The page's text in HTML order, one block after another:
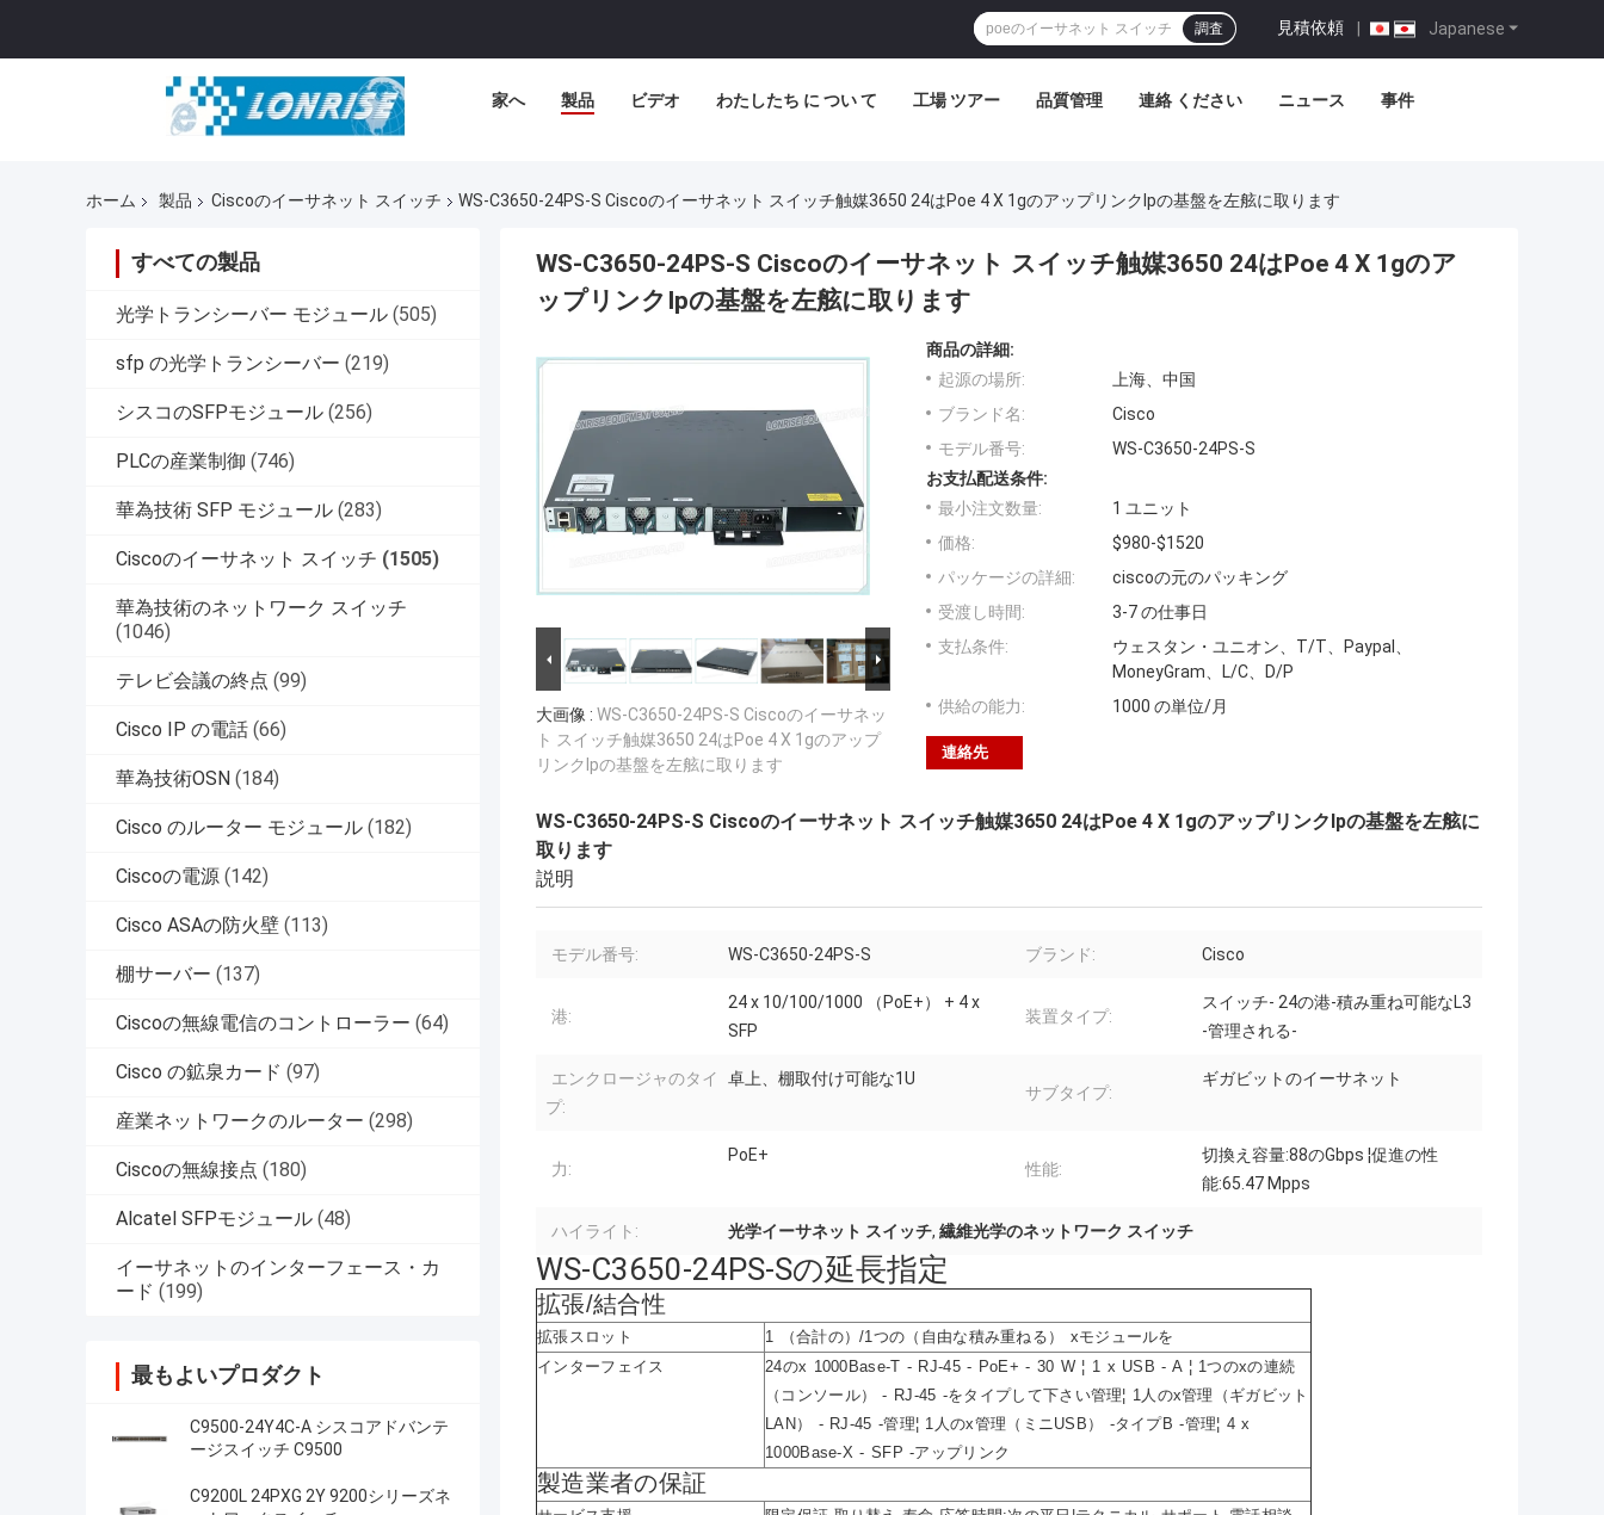
Japanese
見積依頼 |
調査
家へ 製品 ビデオ わたしたち に つい て 工場 ツアー 品質管理 連絡 ください ニュース 事件
ホーム 製品 Ciscoのイーサネット スイッチ WS-C3650-24PS-S Ciscoのイーサネット スイッチ触媒3650 24はPoe 4 X 1gのアップリンクIpの基盤を左舷に取ります
すべての製品
光学トランシーバー モジュール (505)
sfp の光学トランシーバー (219)
シスコのSFPモジュール (256)
PLCの産業制御 (746)
華為技術 SFP モジュール (283)
Ciscoのイーサネット スイッチ (1505)
華為技術のネットワーク スイッチ
(1046)
テレビ会議の終点 (99)
Cisco IP の電話 (66)
華為技術OSN (184)
Cisco のルーター モジュール (182)
Ciscoの電源 (142)
Cisco ASAの防火壁 (113)
棚サーバー (137)
Ciscoの無線電信のコントローラー (64)
Cisco の鉱泉カード (97)
産業ネットワークのルーター (298)
Ciscoの無線接点 (180)
Alcatel SFPモジュール (48)
イーサネットのインターフェース・カ
ード (199)
最もよいプロダクト
C9500-24Y4C-A シスコアドバンテ
ージスイッチ C9500
C9200L 24PXG 2Y 9200シリーズネ
WS-C3650-24PS-S Ciscoのイーサネット スイッチ触媒3650 24はPoe 4 X 1gのア
ップリンクIpの基盤を左舷に取ります
大画像 : WS-C3650-24PS-S Ciscoのイーサネッ
ト スイッチ触媒3650 24はPoe 4 X 1gのアップ
リンクIpの基盤を左舷に取ります
商品の詳細:
起源の場所:
上海、中国
ブランド名:
Cisco
モデル番号:
WS-C3650-24PS-S
お支払配送条件:
最小注文数量:
1 ユニット
価格:
$980-$1520
パッケージの詳細:
ciscoの元のパッキング
受渡し時間:
3-7 の仕事日
支払条件:
ウェスタン・ユニオン、T/T、Paypal、
MoneyGram、L/C、D/P
供給の能力:
1000 の単位/月
連絡先
WS-C3650-24PS-S Ciscoのイーサネット スイッチ触媒3650 24はPoe 4 X 1gのアップリンクIpの基盤を左舷に
取ります
説明
モデル番号: WS-C3650-24PS-S ブランド: Cisco
港:
24 x 10/100/1000 （PoE+） + 4 x
SFP
装置タイプ:
スイッチ- 24の港-積み重ね可能なL3
-管理される-
エンクロージャのタイ
プ:
卓上、棚取付け可能な1U
サブタイプ:
ギガビットのイーサネット
力:
PoE+
性能:
切換え容量:88のGbps ¦促進の性
能:65.47 Mpps
ハイライト: 光学イーサネット スイッチ, 繊維光学のネットワーク スイッチ
WS-C3650-24PS-Sの延長指定
拡張/結合性
拡張スロット
1 （合計の）/1つの（自由な積み重ねる） xモジュールを
インターフェイス
24のx 1000Base-T - RJ-45 - PoE+ - 30 W ¦ 1 x USB - A ¦ 1つのxの連続
（コンソール） - RJ-45 -をタイプして下さい管理¦ 1人のx管理（ギガビット
LAN） - RJ-45 -管理¦ 1人のx管理（ミニUSB） -タイプB -管理¦ 4 x
1000Base-X - SFP -アップリンク
製造業者の保証